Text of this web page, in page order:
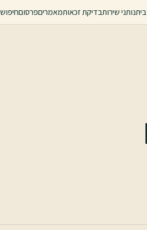
ביתנותני שירותבדיקת זכאותמאמריםפרסוםחיפוש